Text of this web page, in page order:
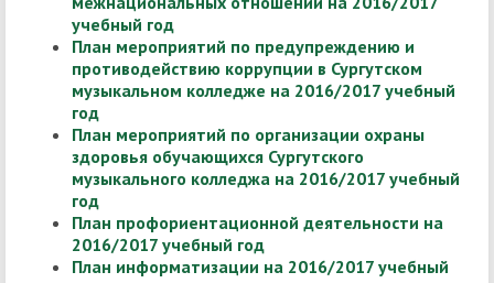
учебный год
План мероприятий по предупреждению и
противодействию коррупции в Сургутском
музыкальном колледже на 2016/2017 учебный
год
План мероприятий по организации охраны
здоровья обучающихся Сургутского
музыкального колледжа на 2016/2017 учебный
год
План профориентационной деятельности на
2016/2017 учебный год
План информатизации на 2016/2017 учебный